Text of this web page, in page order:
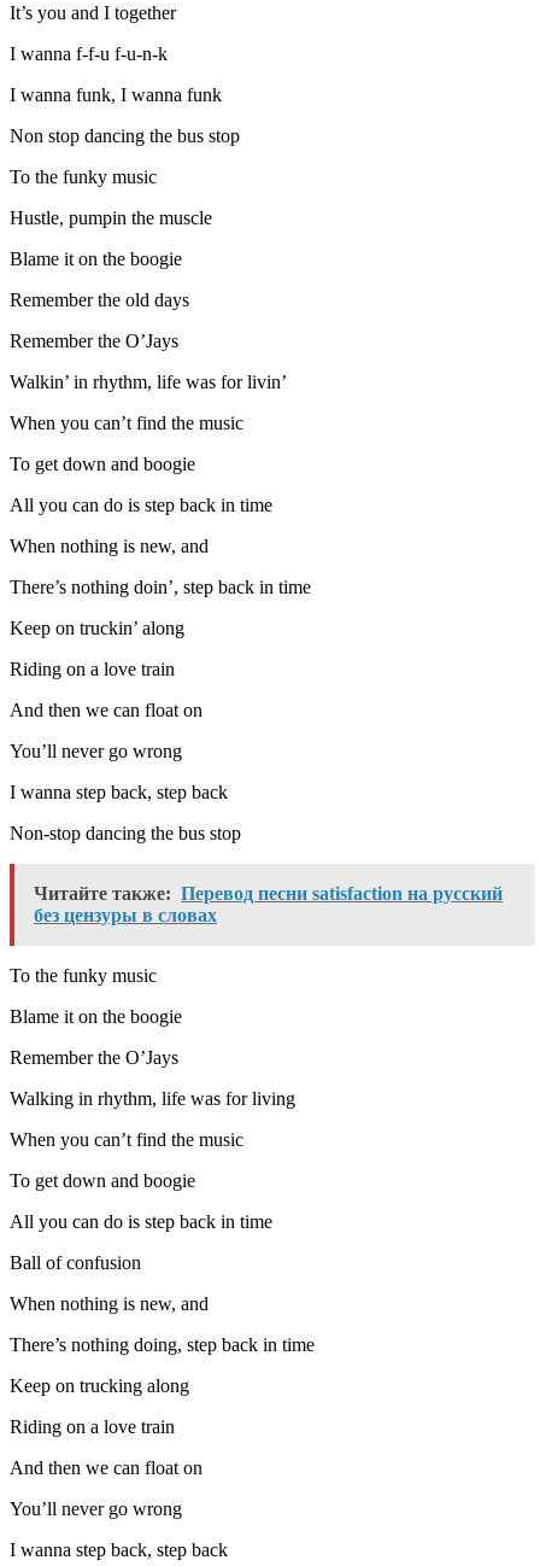
It’s you and I together
I wanna f-f-u f-u-n-k
I wanna funk, I wanna funk
Non stop dancing the bus stop
To the funky music
Hustle, pumpin the muscle
Blame it on the boogie
Remember the old days
Remember the O’Jays
Walkin’ in rhythm, life was for livin’
When you can’t find the music
To get down and boogie
All you can do is step back in time
When nothing is new, and
There’s nothing doin’, step back in time
Keep on truckin’ along
Riding on a love train
And then we can float on
You’ll never go wrong
I wanna step back, step back
Non-stop dancing the bus stop
Читайте также: Перевод песни satisfaction на русский
без цензуры в словах
To the funky music
Blame it on the boogie
Remember the O’Jays
Walking in rhythm, life was for living
When you can’t find the music
To get down and boogie
All you can do is step back in time
Ball of confusion
When nothing is new, and
There’s nothing doing, step back in time
Keep on trucking along
Riding on a love train
And then we can float on
You’ll never go wrong
I wanna step back, step back